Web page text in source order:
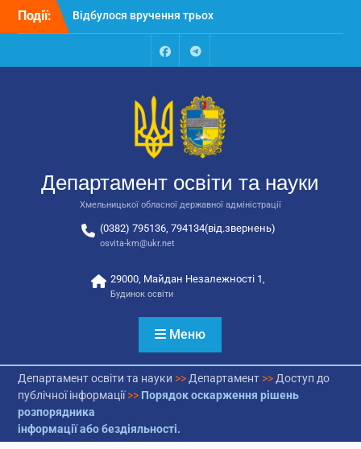
Перейти
Події:
Відбулося вручення трьох
автобусів для потреб
Відбулося засідання
освіти та науки обласної
державної адміністрації
Відбулась обласна
національно-патріотичне
виховання
FacebookTalegram
Департамент освіти та науки
Хмельницької обласної державної адміністрації
(0382) 795136, 794134(від.звернень)
osvita-km@ukr.net
29000, Майдан Незалежності 1,
Будинок освіти
Меню
Департамент освіти та науки >> Департамент>> Доступ до
публічної інформації>> Порядок оскарження рішень
розпорядника
інформації або бездіяльності.